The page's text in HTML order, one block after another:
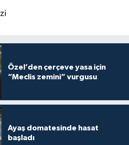
Özel’den çerçeve yasa için
“Meclis zemini” vurgusu
Ayaş domatesinde hasat
başladı